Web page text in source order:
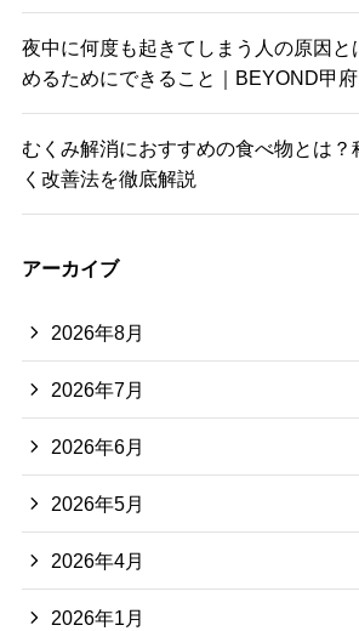
夜中に何度も起きてしまう人の原因と
めるためにできること｜BEYOND甲
むくみ解消におすすめの食べ物とは？
く改善法を徹底解説
アーカイブ
2026年8月
2026年7月
2026年6月
2026年5月
2026年4月
2026年1月